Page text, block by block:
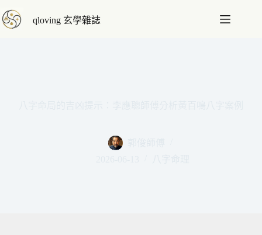
至
qloving 玄學雜誌